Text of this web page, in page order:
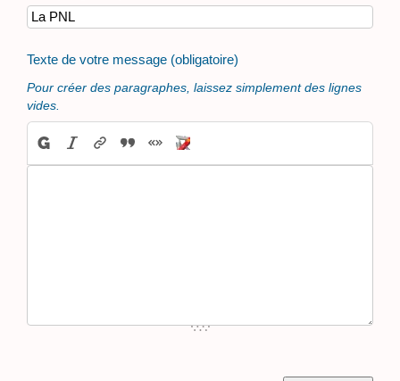
Texte de votre message (obligatoire)
Pour créer des paragraphes, laissez simplement des lignes
vides.